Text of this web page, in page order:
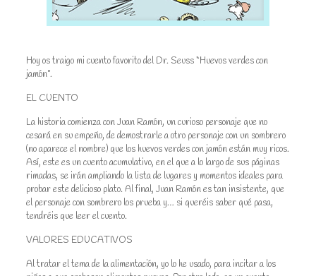
Hoy os traigo mi cuento favorito del Dr. Seuss “Huevos verdes con
jamón”.
EL CUENTO
La historia comienza con Juan Ramón, un curioso personaje que no
cesará en su empeño, de demostrarle a otro personaje con un sombrero
(no aparece el nombre) que los huevos verdes con jamón están muy ricos.
Así, este es un cuento acumulativo, en el que a lo largo de sus páginas
rimadas, se irán ampliando la lista de lugares y momentos ideales para
probar este delicioso plato. Al final, Juan Ramón es tan insistente, que
el personaje con sombrero los prueba y… si queréis saber qué pasa,
tendréis que leer el cuento.
VALORES EDUCATIVOS
Al tratar el tema de la alimentación, yo lo he usado, para incitar a los